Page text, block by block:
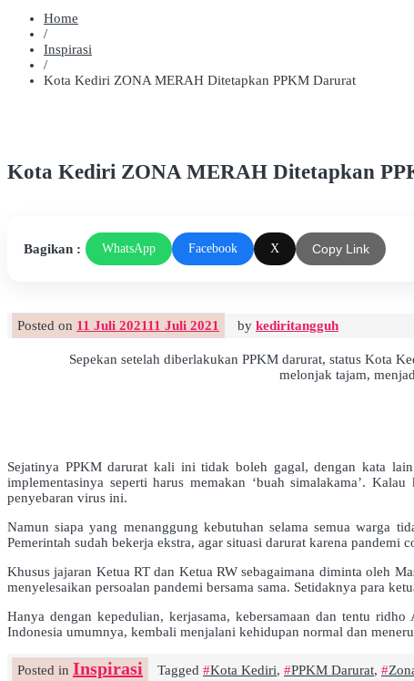
Home
/
Inspirasi
/
Kota Kediri ZONA MERAH Ditetapkan PPKM Darurat
Kota Kediri ZONA MERAH Ditetapkan
Bagikan : WhatsApp Facebook X Copy Link
Posted on 11 Juli 202111 Juli 2021 by kediritangguh
Sepekan setelah diberlakukan PPKM darurat, status Kota
melonjak tajam,
Sejatinya PPKM darurat kali ini tidak boleh gagal, dengan kata
implementasinya seperti harus memakan ‘buah simalakama’.
penyebaran virus ini.
Namun siapa yang menanggung kebutuhan selama semua warga
Pemerintah sudah bekerja ekstra, agar situasi darurat karena pandemi
Khusus jajaran Ketua RT dan Ketua RW sebagaimana diminta oleh
menyelesaikan persoalan pandemi bersama sama. Setidaknya para
Hanya dengan kepedulian, kerjasama, kebersamaan dan tentu
Indonesia umumnya, kembali menjalani kehidupan normal dan
Posted in Inspirasi Tagged Kota Kediri, PPKM Darurat,